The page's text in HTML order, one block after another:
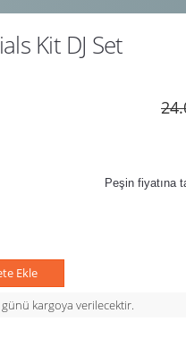
Kit DJ Set
Peşin fiyatına
Ekle
günü kargoya verilecektir.